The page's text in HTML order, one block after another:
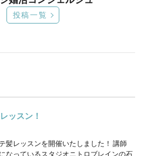
投稿一覧
ッスン！
髪レッスンを開催いたしました！ 講師
なっているスタジオニトロブレインの石